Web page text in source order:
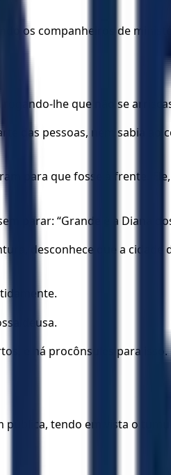
os companheiros de
lhe que não se
das pessoas, nem sabia ao
para que fosse à frente.
parar: “Grande é a Diana
desconhece que a
deusa.
e há procônsules para
tendo em vista o